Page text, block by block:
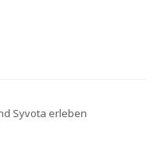
Syvota erleben